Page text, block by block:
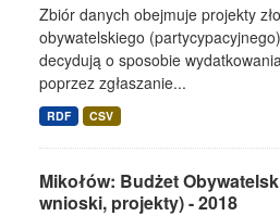
Zbiór danych obejmuje projekty
obywatelskiego
decydują o sposobie
poprzez zgłaszanie...
RDF CSV
Mikołów: Budżet
wnioski, projekty) - 2018